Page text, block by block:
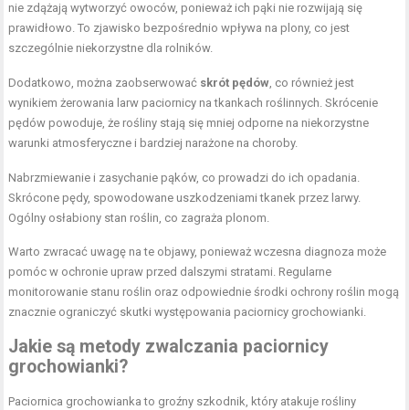
nie zdążają wytworzyć owoców, ponieważ ich pąki nie rozwijają się
prawidłowo. To zjawisko bezpośrednio wpływa na plony, co jest
szczególnie niekorzystne dla rolników.
Dodatkowo, można zaobserwować skrót pędów, co również jest
wynikiem żerowania larw paciornicy na tkankach roślinnych. Skrócenie
pędów powoduje, że rośliny stają się mniej odporne na niekorzystne
warunki atmosferyczne i bardziej narażone na choroby.
Nabrzmiewanie i zasychanie pąków, co prowadzi do ich opadania.
Skrócone pędy, spowodowane uszkodzeniami tkanek przez larwy.
Ogólny osłabiony stan roślin, co zagraża plonom.
Warto zwracać uwagę na te objawy, ponieważ wczesna diagnoza może
pomóc w ochronie upraw przed dalszymi stratami. Regularne
monitorowanie stanu roślin oraz odpowiednie środki ochrony roślin mogą
znacznie ograniczyć skutki występowania paciornicy grochowianki.
Jakie są metody zwalczania paciornicy
grochowianki?
Paciornica grochowianka to groźny szkodnik, który atakuje rośliny